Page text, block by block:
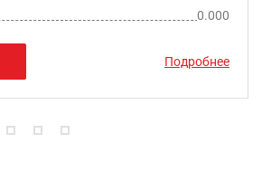
0.000
Подробнее